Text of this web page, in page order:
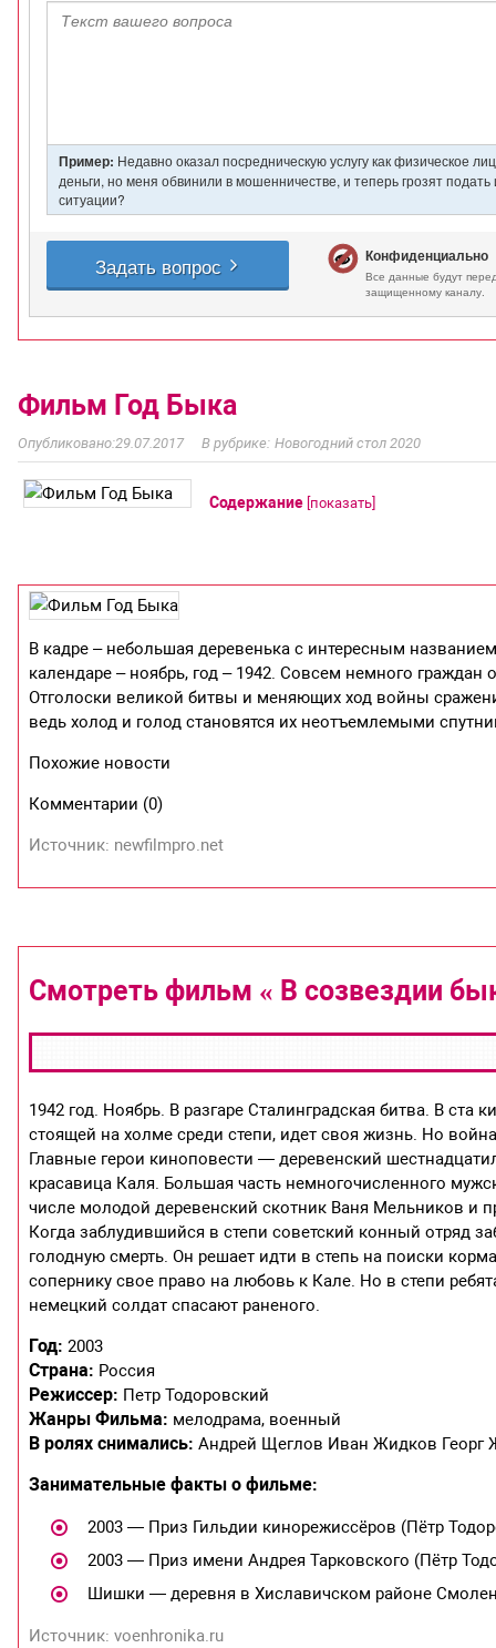
Фильм Год Быка
29.07.2017 Новогодний стол 2020
Содержание показать
В кадре – небольшая деревенька с интересным
календаре – ноябрь, год – 1942. Совсем немного граждан
Отголоски великой битвы и меняющих ход войны
ведь холод и голод становятся их неотъемлемыми
Похожие новости
Комментарии (0)
Источник: newfilmpro.net
Смотреть фильм « В созвездии
1942 год. Ноябрь. В разгаре Сталинградская битва. В
стоящей на холме среди степи, идет своя жизнь. Но война
Главные герои киноповести — деревенский
красавица Каля. Большая часть немногочисленного
числе молодой деревенский скотник Ваня Мельников и
Когда заблудившийся в степи советский конный отряд
голодную смерть. Он решает идти в степь на поиски
сопернику свое право на любовь к Кале. Но в степи
немецкий солдат спасают раненого.
Год: 2003
Страна: Россия
Режиссер: Петр Тодоровский
Жанры Фильма: мелодрама, военный
В ролях снимались: Андрей Щеглов Иван Жидков Георг
Занимательные факты о фильме:
2003 — Приз Гильдии кинорежиссёров (Пётр
2003 — Приз имени Андрея Тарковского (Пётр
Шишки — деревня в Хиславичском районе
Источник: voenhronika.ru